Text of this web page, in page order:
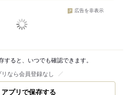
広告を非表示
すると、いつでも確認できます。
リなら会員登録なし
アプリで保存する